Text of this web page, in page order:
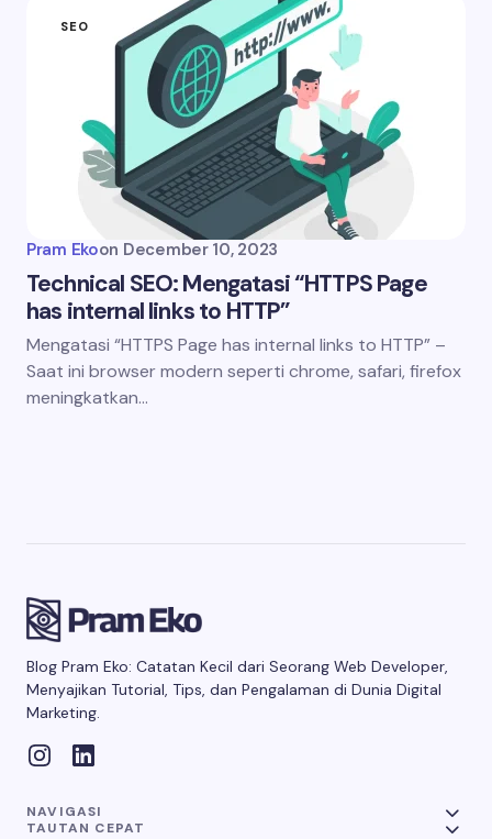
SEO
Pram Ekoon December 10, 2023
Technical SEO: Mengatasi “HTTPS Page
has internal links to HTTP”
Mengatasi “HTTPS Page has internal links to HTTP” –
Saat ini browser modern seperti chrome, safari, firefox
meningkatkan…
Blog Pram Eko: Catatan Kecil dari Seorang Web Developer,
Menyajikan Tutorial, Tips, dan Pengalaman di Dunia Digital
Marketing.
NAVIGASI
TAUTAN CEPAT